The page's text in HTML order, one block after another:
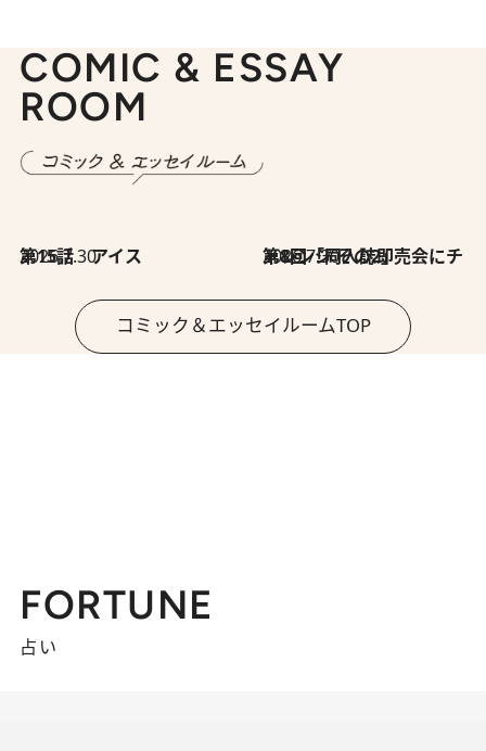
COMIC & ESSAY
ROOM
2026.7.30
第15話 アイス 2026.7.30
第8回「同人誌即売会にチャレンジ その2」
コミック＆エッセイルームTOP
FORTUNE
占い